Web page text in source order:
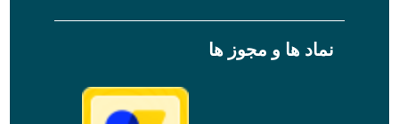
نماد ها و مجوز ها